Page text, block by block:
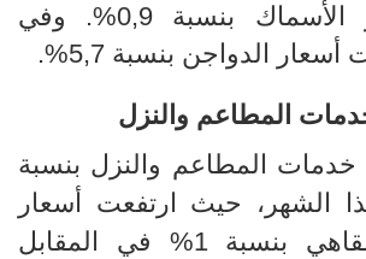
0,9% وأسعار الأسماك بنسبة 0,9%. وفي
الدواجن بنسبة 5,7%.
المطاعم والنزل
خدمات المطاعم والنزل بنسبة
الشهر، حيث ارتفعت أسعار
بنسبة1%
في المقابل